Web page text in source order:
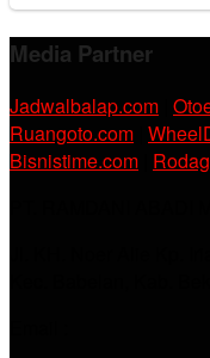
Media Partner
Jadwalbalap.com
Ruangoto.com
Bisnistime.com